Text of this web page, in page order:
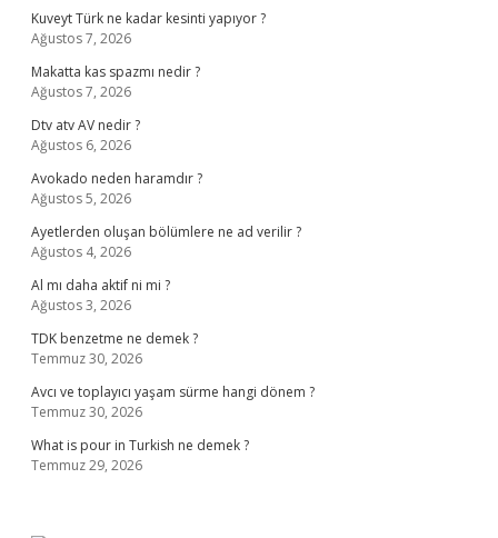
Kuveyt Türk ne kadar kesinti yapıyor ?
Ağustos 7, 2026
Makatta kas spazmı nedir ?
Ağustos 7, 2026
Dtv atv AV nedir ?
Ağustos 6, 2026
Avokado neden haramdır ?
Ağustos 5, 2026
Ayetlerden oluşan bölümlere ne ad verilir ?
Ağustos 4, 2026
Al mı daha aktif ni mi ?
Ağustos 3, 2026
TDK benzetme ne demek ?
Temmuz 30, 2026
Avcı ve toplayıcı yaşam sürme hangi dönem ?
Temmuz 30, 2026
What is pour in Turkish ne demek ?
Temmuz 29, 2026